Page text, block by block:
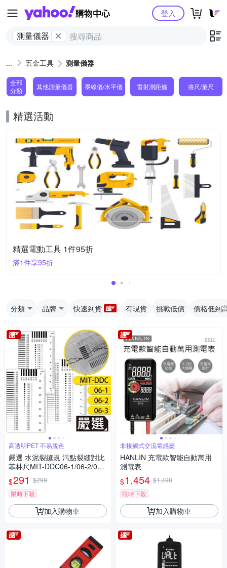
Yahoo購物中心
測量儀器
登入
五金工具 測量儀器
全部
分類
其他測量儀器 墨線儀/水平儀 雷射測距儀 捲尺/量尺
精選活動
精選電動工具 1件95折
滿1件享95折
分類 品牌 快速到貨 有現貨 挑戰低價 價格低到
高透明PET 不易脫色
嚴選 水泥裂縫規 污點裂縫對比
菲林尺MIT-DDC06-1/06-2/06-
3三入
$291 $299
限時下殺
加入購物車
非接觸式交流電感應
HANLIN 充電款智能自動萬用
測電表
$1,454 $1,498
限時下殺
加入購物車